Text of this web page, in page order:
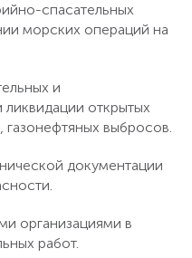
спасательных
морских операций на
и
открытых
газонефтяных выбросов.
документации
организациями в
работ.